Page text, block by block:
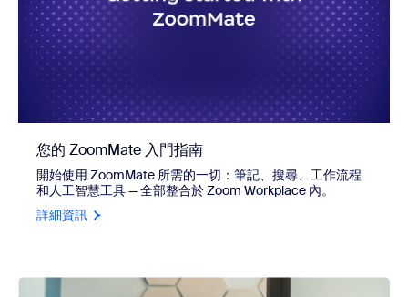
您的 ZoomMate 入門指南
開始使用 ZoomMate 所需的一切：筆記、搜尋、工作流程
和人工智慧工具 — 全部整合於 Zoom Workplace 內。
詳細資訊